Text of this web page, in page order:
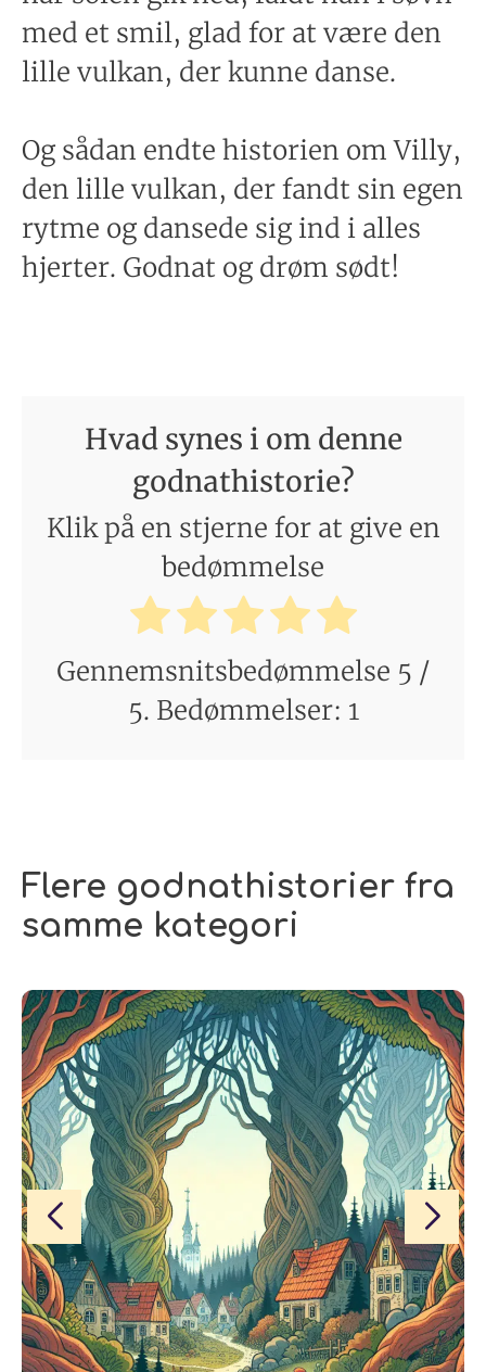
med et smil, glad for at være den
lille vulkan, der kunne danse.
Og sådan endte historien om Villy,
den lille vulkan, der fandt sin egen
rytme og dansede sig ind i alles
hjerter. Godnat og drøm sødt!
Hvad synes i om denne
godnathistorie?
Klik på en stjerne for at give en
bedømmelse
Gennemsnitsbedømmelse 5 /
5. Bedømmelser: 1
Flere godnathistorier fra
samme kategori